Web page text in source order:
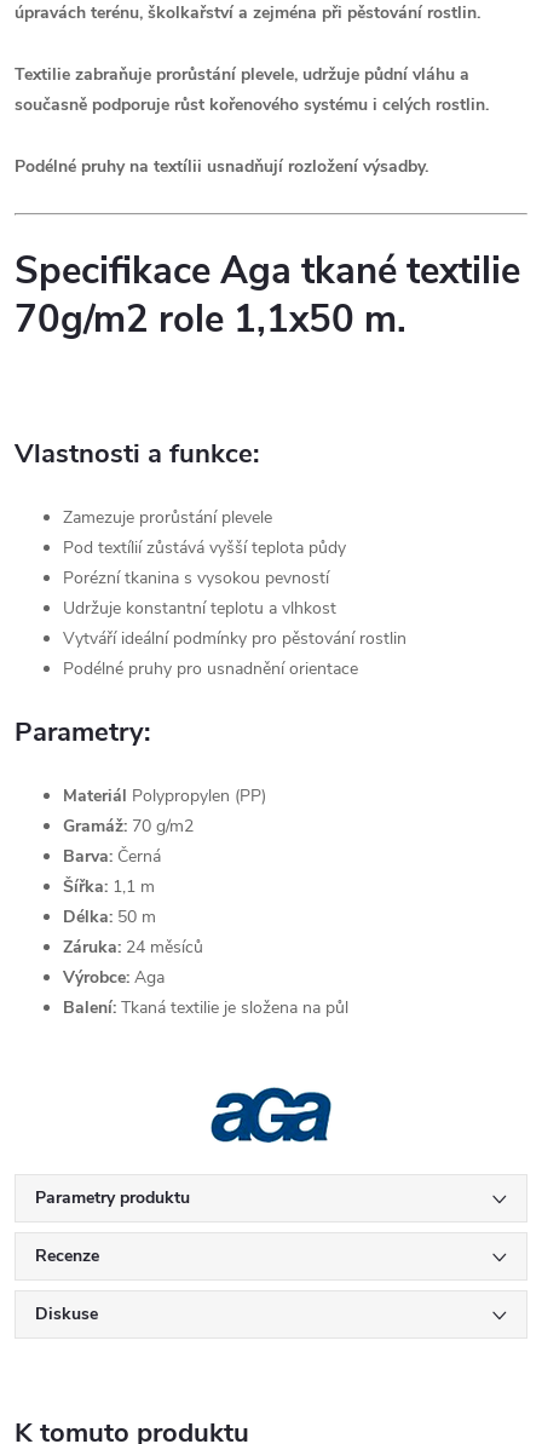
úpravách terénu, školkařství a zejména při pěstování rostlin.
Textilie zabraňuje prorůstání plevele, udržuje půdní vláhu a
současně podporuje růst kořenového systému i celých rostlin.
Podélné pruhy na textílii usnadňují rozložení výsadby.
Specifikace Aga tkané textilie
70g/m2 role 1,1x50 m.
Vlastnosti a funkce:
Zamezuje prorůstání plevele
Pod textílií zůstává vyšší teplota půdy
Porézní tkanina s vysokou pevností
Udržuje konstantní teplotu a vlhkost
Vytváří ideální podmínky pro pěstování rostlin
Podélné pruhy pro usnadnění orientace
Parametry:
Materiál Polypropylen (PP)
Gramáž: 70 g/m2
Barva: Černá
Šířka: 1,1 m
Délka: 50 m
Záruka: 24 měsíců
Výrobce: Aga
Balení: Tkaná textilie je složena na půl
Parametry produktu
Recenze
Diskuse
K tomuto produktu